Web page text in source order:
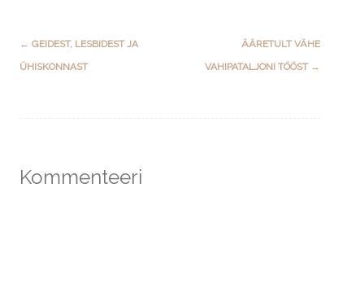
Post
navigation
← GEIDEST, LESBIDEST JA
ÜHISKONNAST
ÄÄRETULT VÄHE
VAHIPATALJONI TÖÖST →
Kommenteeri